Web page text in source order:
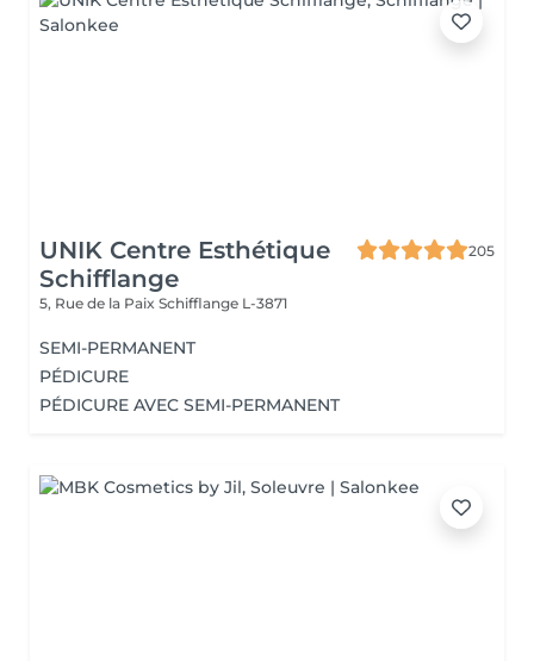
UNIK Centre Esthétique
Schifflange
205
5, Rue de la Paix Schifflange L-3871
SEMI-PERMANENT
PÉDICURE
PÉDICURE AVEC SEMI-PERMANENT